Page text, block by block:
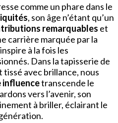
comme un phare dans le
, son âge n’étant qu’un
remarquables et
carrière marquée par la
à la fois les
Dans la tapisserie de
tissé avec brillance, nous
influencetranscende le
vers l’avenir, son
à briller, éclairant le